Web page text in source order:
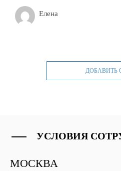
Елена
ДОБАВИТЬ
УСЛОВИЯ
МОСКВА